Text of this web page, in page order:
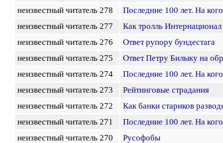
неизвестный читатель 278
Последние 100 лет. На
неизвестный читатель 277
Как тролль Интернационал
неизвестный читатель 276
Ответ рупору бундестага
неизвестный читатель 275
Ответ Петру Билыку на
неизвестный читатель 274
Последние 100 лет. На
неизвестный читатель 273
Рейтинговые страдания
неизвестный читатель 272
Как банки стариков
неизвестный читатель 271
Последние 100 лет. На
неизвестный читатель 270
Русофобы